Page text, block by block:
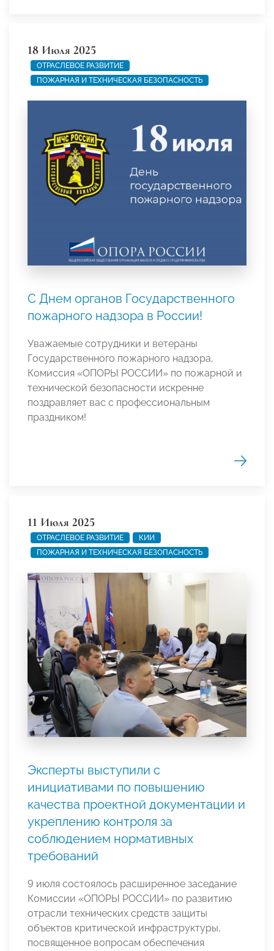
18 Июля 2025
ОТРАСЛЕВОЕ РАЗВИТИЕ
ПОЖАРНАЯ И ТЕХНИЧЕСКАЯ БЕЗОПАСНОСТЬ
С Днем органов Государственного
пожарного надзора в России!
Уважаемые сотрудники и ветераны
Государственного пожарного надзора,
Комиссия «ОПОРЫ РОССИИ» по пожарной и
технической безопасности искренне
поздравляет вас с профессиональным
праздником!
11 Июля 2025
ОТРАСЛЕВОЕ РАЗВИТИЕ
КИИ
ПОЖАРНАЯ И ТЕХНИЧЕСКАЯ БЕЗОПАСНОСТЬ
Эксперты выступили с
инициативами по повышению
качества проектной документации и
укреплению контроля за
соблюдением нормативных
требований
9 июля состоялось расширенное заседание
Комиссии «ОПОРЫ РОССИИ» по развитию
отрасли технических средств защиты
объектов критической инфраструктуры,
посвященное вопросам обеспечения